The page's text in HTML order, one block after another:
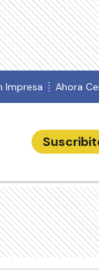
Impresa Ahora